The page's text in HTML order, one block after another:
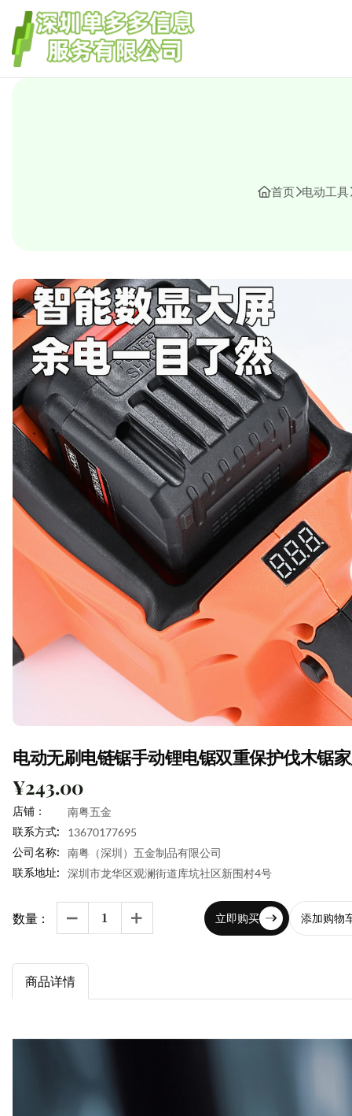
首页 电动工具
电动无刷电链锯手动锂电锯双重保护伐木锯
¥243.00
店铺： 南粤五金
联系方式: 13670177695
公司名称: 南粤（深圳）五金制品有限公司
联系地址: 深圳市龙华区观澜街道库坑社区新围村4号
数量：   立即购买 添加购物
商品详情